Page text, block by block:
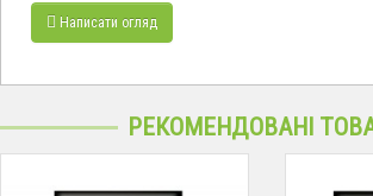
Написати огляд
РЕКОМЕНДОВАНІ